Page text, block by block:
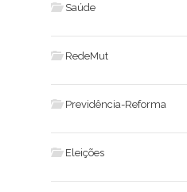
Saúde
RedeMut
Previdência-Reforma
Eleições